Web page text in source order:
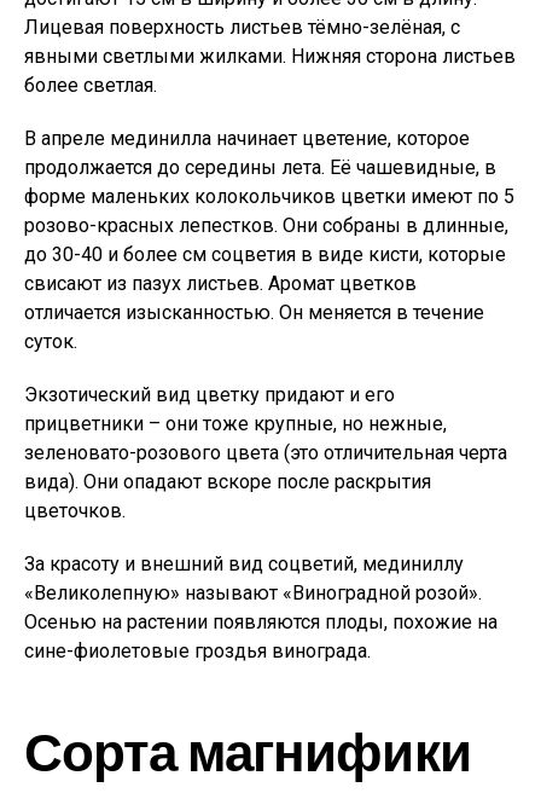
Лицевая поверхность листьев тёмно-зелёная, с
явными светлыми жилками. Нижняя сторона листьев
более светлая.
В апреле мединилла начинает цветение, которое
продолжается до середины лета. Её чашевидные, в
форме маленьких колокольчиков цветки имеют по 5
розово-красных лепестков. Они собраны в длинные,
до 30-40 и более см соцветия в виде кисти, которые
свисают из пазух листьев. Аромат цветков
отличается изысканностью. Он меняется в течение
суток.
Экзотический вид цветку придают и его
прицветники – они тоже крупные, но нежные,
зеленовато-розового цвета (это отличительная черта
вида). Они опадают вскоре после раскрытия
цветочков.
За красоту и внешний вид соцветий, мединиллу
«Великолепную» называют «Виноградной розой».
Осенью на растении появляются плоды, похожие на
сине-фиолетовые гроздья винограда.
Сорта магнифики